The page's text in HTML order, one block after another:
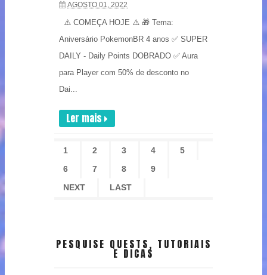
AGOSTO 01, 2022
⚠️ COMEÇA HOJE ⚠️ 🎁 Tema:
Aniversário PokemonBR 4 anos ✅ SUPER
DAILY - Daily Points DOBRADO ✅ Aura
para Player com 50% de desconto no
Dai...
Ler mais
1 2 3 4
5
6
7 8
9
NEXT
LAST
PESQUISE QUESTS, TUTORIAIS
E DICAS